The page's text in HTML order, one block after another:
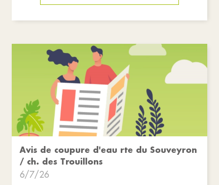
Avis de coupure d'eau rte du Souveyron
/ ch. des Trouillons
6/7/26